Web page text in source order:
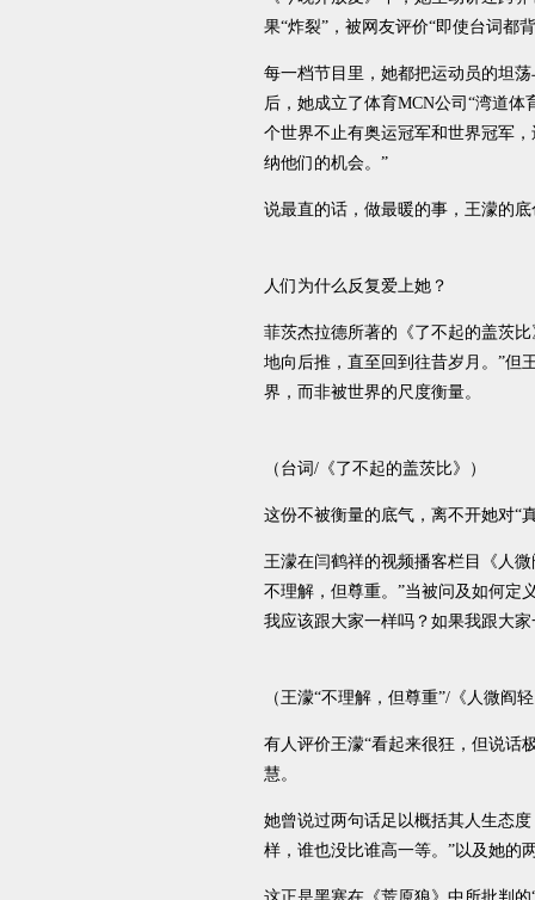
果“炸裂”，被网友评价“即使台词都
每一档节目里，她都把运动员的坦
后，她成立了体育MCN公司“湾道
个世界不止有奥运冠军和世界冠军
纳他们的机会。”
说最直的话，做最暖的事，王濛的
人们为什么反复爱上她？
菲茨杰拉德所著的《了不起的盖茨
地向后推，直至回到往昔岁月。”但
界，而非被世界的尺度衡量。
（台词/《了不起的盖茨比》）
这份不被衡量的底气，离不开她对“
王濛在闫鹤祥的视频播客栏目《人
不理解，但尊重。”当被问及如何定
我应该跟大家一样吗？如果我跟大
（王濛“不理解，但尊重”/《人微阎
有人评价王濛“看起来很狂，但说话
慧。
她曾说过两句话足以概括其人生态
样，谁也没比谁高一等。”以及她的